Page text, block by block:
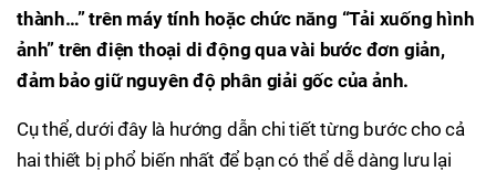
thành…” trên máy tính hoặc chức năng “Tải xuống hình
ảnh” trên điện thoại di động qua vài bước đơn giản,
đảm bảo giữ nguyên độ phân giải gốc của ảnh.
Cụ thể, dưới đây là hướng dẫn chi tiết từng bước cho cả
hai thiết bị phổ biến nhất để bạn có thể dễ dàng lưu lại